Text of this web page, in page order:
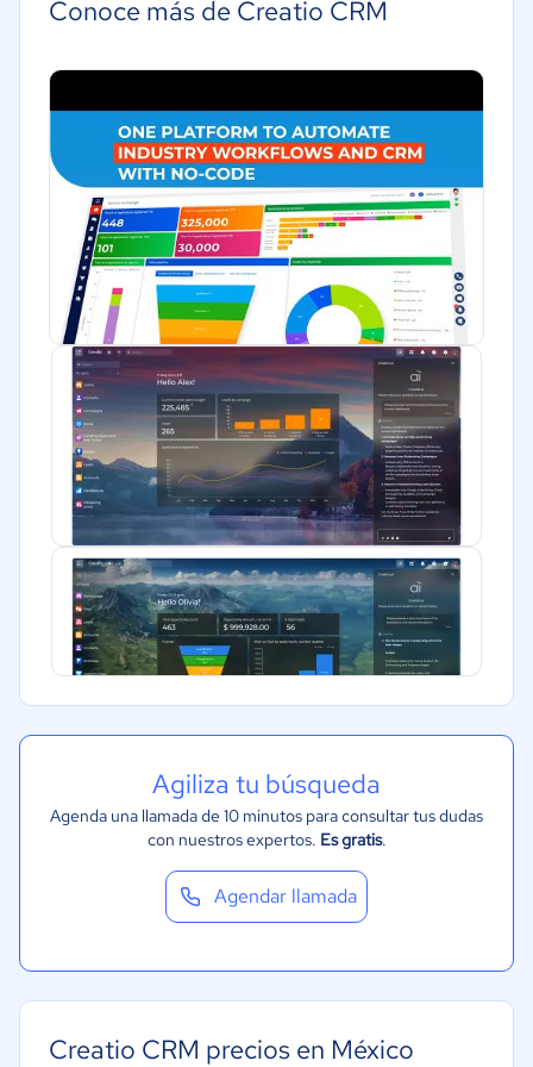
Hotelería / Viajes
Seguros
Legales
Farmacéutica
Bienes raíces
Minorista
Software / TI
Telecomunicaciones
Financiera
Alimentaria
Salud
Manufactura
ONG
Gobierno
Transporte y logística
Marketing y Comunicación
Automotriz
Conoce más de Creatio CRM
Agiliza tu búsqueda
Agenda una llamada de 10 minutos para consultar tus dudas
con nuestros expertos. Es gratis.
Agendar llamada
Creatio CRM precios en México